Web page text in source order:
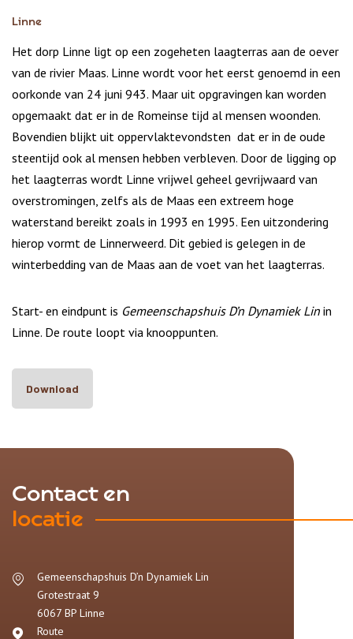
Linne
Het dorp Linne ligt op een zogeheten laagterras aan de oever
van de rivier Maas. Linne wordt voor het eerst genoemd in een
oorkonde van 24 juni 943. Maar uit opgravingen kan worden
opgemaakt dat er in de Romeinse tijd al mensen woonden.
Bovendien blijkt uit oppervlaktevondsten dat er in de oude
steentijd ook al mensen hebben verbleven. Door de ligging op
het laagterras wordt Linne vrijwel geheel gevrijwaard van
overstromingen, zelfs als de Maas een extreem hoge
waterstand bereikt zoals in 1993 en 1995. Een uitzondering
hierop vormt de Linnerweerd. Dit gebied is gelegen in de
winterbedding van de Maas aan de voet van het laagterras.
Start- en eindpunt is Gemeenschapshuis D’n Dynamiek Lin in
Linne. De route loopt via knooppunten.
Download
Contact en
locatie
Gemeenschapshuis D’n Dynamiek Lin
Grotestraat 9
6067 BP Linne
Route